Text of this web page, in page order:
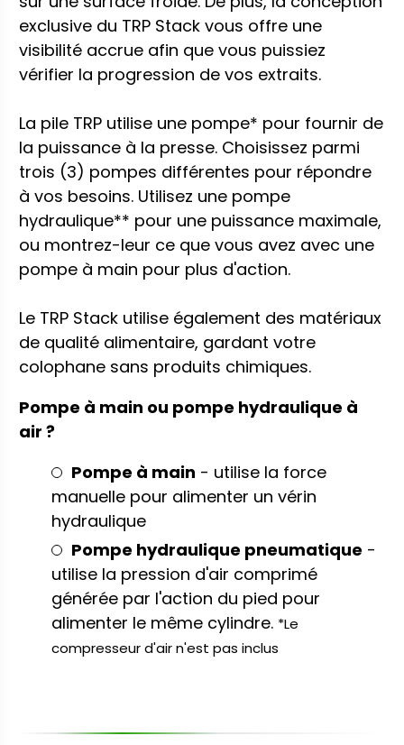
exclusive du TRP Stack vous offre une
visibilité accrue afin que vous puissiez
vérifier la progression de vos extraits.
La pile TRP utilise une pompe* pour fournir de
la puissance à la presse. Choisissez parmi
trois (3) pompes différentes pour répondre
à vos besoins. Utilisez une pompe
hydraulique** pour une puissance maximale,
ou montrez-leur ce que vous avez avec une
pompe à main pour plus d'action.
Le TRP Stack utilise également des matériaux
de qualité alimentaire, gardant votre
colophane sans produits chimiques.
Pompe à main ou pompe hydraulique à
air ?
Pompe à main - utilise la force
manuelle pour alimenter un vérin
hydraulique
Pompe hydraulique pneumatique -
utilise la pression d'air comprimé
générée par l'action du pied pour
alimenter le même cylindre. *Le
compresseur d'air n'est pas inclus